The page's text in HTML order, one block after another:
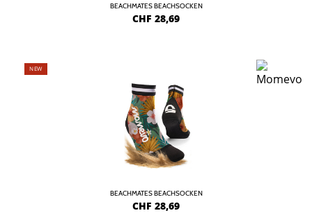
BEACHMATES BEACHSOCKEN
CHF 28,69
NEW
BEACHMATES BEACHSOCKEN
CHF 28,69